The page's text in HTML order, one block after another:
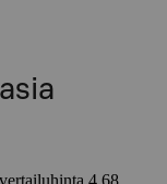
vertailuhinta 4,68